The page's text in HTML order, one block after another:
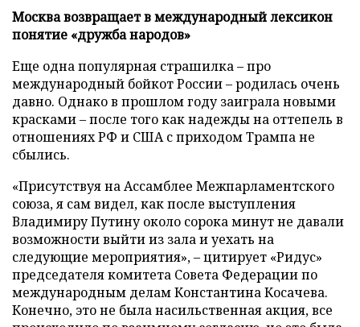
Москва возвращает в международный лексикон
понятие «дружба народов»
Еще одна популярная страшилка – про
международный бойкот России – родилась очень
давно. Однако в прошлом году заиграла новыми
красками – после того как надежды на оттепель в
отношениях РФ и США с приходом Трампа не
сбылись.
«Присутствуя на Ассамблее Межпарламентского
союза, я сам видел, как после выступления
Владимиру Путину около сорока минут не давали
возможности выйти из зала и уехать на
следующие мероприятия», – цитирует «Ридус»
председателя комитета Совета Федерации по
международным делам Константина Косачева.
Конечно, это не была насильственная акция, все